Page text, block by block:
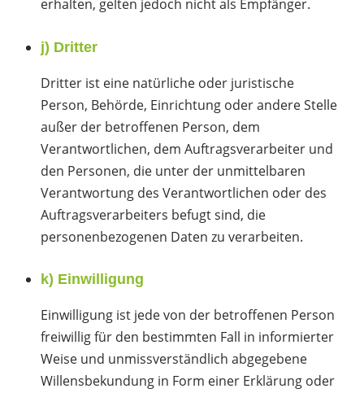
erhalten, gelten jedoch nicht als Empfänger.
j) Dritter
Dritter ist eine natürliche oder juristische
Person, Behörde, Einrichtung oder andere Stelle
außer der betroffenen Person, dem
Verantwortlichen, dem Auftragsverarbeiter und
den Personen, die unter der unmittelbaren
Verantwortung des Verantwortlichen oder des
Auftragsverarbeiters befugt sind, die
personenbezogenen Daten zu verarbeiten.
k) Einwilligung
Einwilligung ist jede von der betroffenen Person
freiwillig für den bestimmten Fall in informierter
Weise und unmissverständlich abgegebene
Willensbekundung in Form einer Erklärung oder